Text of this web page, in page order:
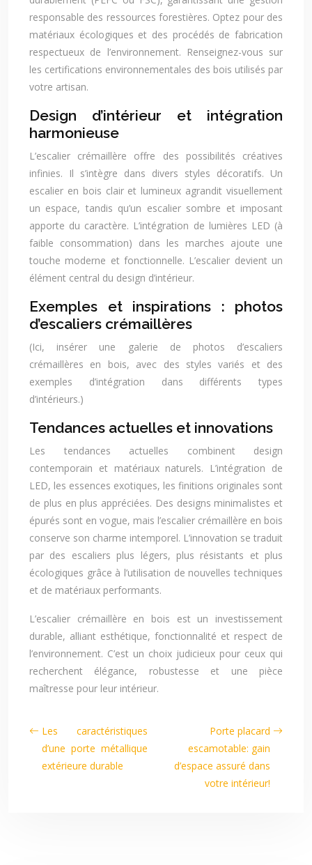
responsable des ressources forestières. Optez pour des
matériaux écologiques et des procédés de fabrication
respectueux de l’environnement. Renseignez-vous sur
les certifications environnementales des bois utilisés par
votre artisan.
Design d’intérieur et intégration
harmonieuse
L’escalier crémaillère offre des possibilités créatives
infinies. Il s’intègre dans divers styles décoratifs. Un
escalier en bois clair et lumineux agrandit visuellement
un espace, tandis qu’un escalier sombre et imposant
apporte du caractère. L’intégration de lumières LED (à
faible consommation) dans les marches ajoute une
touche moderne et fonctionnelle. L’escalier devient un
élément central du design d’intérieur.
Exemples et inspirations : photos
d’escaliers crémaillères
(Ici, insérer une galerie de photos d’escaliers
crémaillères en bois, avec des styles variés et des
exemples d’intégration dans différents types
d’intérieurs.)
Tendances actuelles et innovations
Les tendances actuelles combinent design
contemporain et matériaux naturels. L’intégration de
LED, les essences exotiques, les finitions originales sont
de plus en plus appréciées. Des designs minimalistes et
épurés sont en vogue, mais l’escalier crémaillère en bois
conserve son charme intemporel. L’innovation se traduit
par des escaliers plus légers, plus résistants et plus
écologiques grâce à l’utilisation de nouvelles techniques
et de matériaux performants.
L’escalier crémaillère en bois est un investissement
durable, alliant esthétique, fonctionnalité et respect de
l’environnement. C’est un choix judicieux pour ceux qui
recherchent élégance, robustesse et une pièce
maîtresse pour leur intérieur.
Les caractéristiques
d’une porte métallique
extérieure durable
Porte placard
escamotable: gain
d’espace assuré dans
votre intérieur!